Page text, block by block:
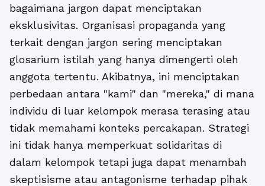
bagaimana jargon dapat menciptakan
eksklusivitas. Organisasi propaganda yang
terkait dengan jargon sering menciptakan
glosarium istilah yang hanya dimengerti oleh
anggota tertentu. Akibatnya, ini menciptakan
perbedaan antara "kami" dan "mereka," di mana
individu di luar kelompok merasa terasing atau
tidak memahami konteks percakapan. Strategi
ini tidak hanya memperkuat solidaritas di
dalam kelompok tetapi juga dapat menambah
skeptisisme atau antagonisme terhadap pihak